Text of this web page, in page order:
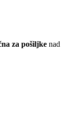
za pošiljke nad